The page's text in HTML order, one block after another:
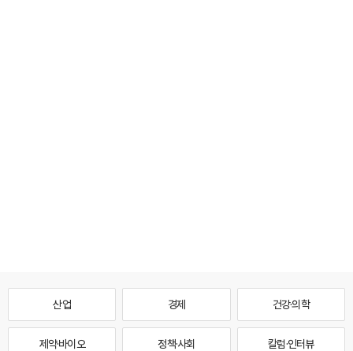
산업 경제 건강·의학
제약·바이오 정책·사회 칼럼·인터뷰